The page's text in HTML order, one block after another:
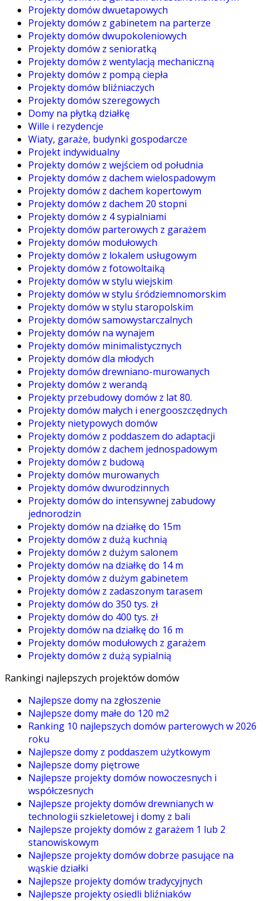
Projekty domów dwuetapowych
Projekty domów z gabinetem na parterze
Projekty domów dwupokoleniowych
Projekty domów z senioratką
Projekty domów z wentylacją mechaniczną
Projekty domów z pompą ciepła
Projekty domów bliźniaczych
Projekty domów szeregowych
Domy na płytką działkę
Wille i rezydencje
Wiaty, garaże, budynki gospodarcze
Projekt indywidualny
Projekty domów z wejściem od południa
Projekty domów z dachem wielospadowym
Projekty domów z dachem kopertowym
Projekty domów z dachem 20 stopni
Projekty domów z 4 sypialniami
Projekty domów parterowych z garażem
Projekty domów modułowych
Projekty domów z lokalem usługowym
Projekty domów z fotowoltaiką
Projekty domów w stylu wiejskim
Projekty domów w stylu śródziemnomorskim
Projekty domów w stylu staropolskim
Projekty domów samowystarczalnych
Projekty domów na wynajem
Projekty domów minimalistycznych
Projekty domów dla młodych
Projekty domów drewniano-murowanych
Projekty domów z werandą
Projekty przebudowy domów z lat 80.
Projekty domów małych i energooszczędnych
Projekty nietypowych domów
Projekty domów z poddaszem do adaptacji
Projekty domów z dachem jednospadowym
Projekty domów z budową
Projekty domów murowanych
Projekty domów dwurodzinnych
Projekty domów do intensywnej zabudowy
jednorodzin
Projekty domów na działkę do 15m
Projekty domów z dużą kuchnią
Projekty domów z dużym salonem
Projekty domów na działkę do 14 m
Projekty domów z dużym gabinetem
Projekty domów z zadaszonym tarasem
Projekty domów do 350 tys. zł
Projekty domów do 400 tys. zł
Projekty domów na działkę do 16 m
Projekty domów modułowych z garażem
Projekty domów z dużą sypialnią
Rankingi najlepszych projektów domów
Najlepsze domy na zgłoszenie
Najlepsze domy małe do 120 m2
Ranking 10 najlepszych domów parterowych w 2026
roku
Najlepsze domy z poddaszem użytkowym
Najlepsze domy piętrowe
Najlepsze projekty domów nowoczesnych i
współczesnych
Najlepsze projekty domów drewnianych w
technologii szkieletowej i domy z bali
Najlepsze projekty domów z garażem 1 lub 2
stanowiskowym
Najlepsze projekty domów dobrze pasujące na
wąskie działki
Najlepsze projekty domów tradycyjnych
Najlepsze projekty osiedli bliźniaków